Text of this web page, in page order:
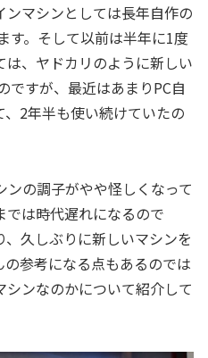
マシンとしては長年自作の
す。そして以前は半年に1度
は、ヤドカリのように新しい
ですが、最近はあまりPC自
2年半も使い続けていたの
ンの調子がやや怪しくなって
では時代遅れになるので
久しぶりに新しいマシンを
参考になる点もあるのでは
ンなのかについて紹介して